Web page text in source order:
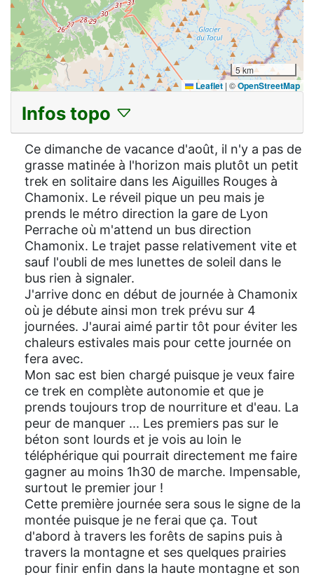
5 km
Leaflet | ©OpenStreetMap
Infos topo
Ce dimanche de vacance d'août, il n'y a pas de
grasse matinée à l'horizon mais plutôt un petit
trek en solitaire dans les Aiguilles Rouges à
Chamonix. Le réveil pique un peu mais je
prends le métro direction la gare de Lyon
Perrache où m'attend un bus direction
Chamonix. Le trajet passe relativement vite et
sauf l'oubli de mes lunettes de soleil dans le
bus rien à signaler.
J'arrive donc en début de journée à Chamonix
où je débute ainsi mon trek prévu sur 4
journées. J'aurai aimé partir tôt pour éviter les
chaleurs estivales mais pour cette journée on
fera avec.
Mon sac est bien chargé puisque je veux faire
ce trek en complète autonomie et que je
prends toujours trop de nourriture et d'eau. La
peur de manquer ... Les premiers pas sur le
béton sont lourds et je vois au loin le
téléphérique qui pourrait directement me faire
gagner au moins 1h30 de marche. Impensable,
surtout le premier jour !
Cette première journée sera sous le signe de la
montée puisque je ne ferai que ça. Tout
d'abord à travers les forêts de sapins puis à
travers la montagne et ses quelques prairies
pour finir enfin dans la haute montagne et son